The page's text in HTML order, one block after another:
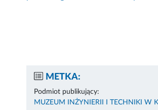
METKA:
Podmiot publikujący:
MUZEUM INŻYNIERII I TECHNIKI W